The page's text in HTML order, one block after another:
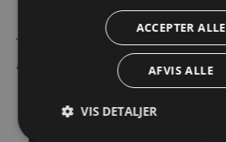
Andre aktiviteter:
ACCEPTER ALLE
AFVIS ALLE
VIS DETALJER